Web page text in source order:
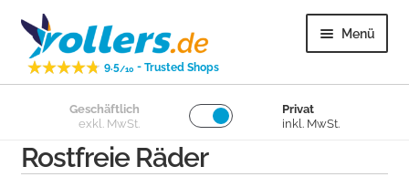
Zur
Navigation
springen
Zum
Inhalt
springen
9.5/10 - Trusted Shops
Menü
Lenkrollen
Bockrollen
Geschäftlich
exkl. MwSt.
Privat
inkl. MwSt.
Rostfreie Räder